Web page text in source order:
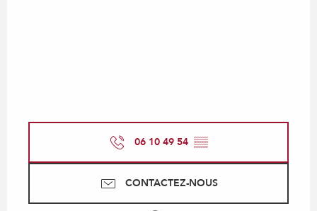
06 10 49 54 ▒▒
CONTACTEZ-NOUS